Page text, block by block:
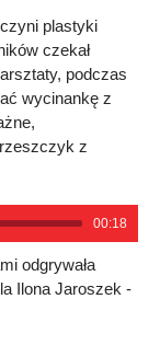
plastyki
czekał
podczas
wycinankę z
z
00:18
odgrywała
Ilona Jaroszek -